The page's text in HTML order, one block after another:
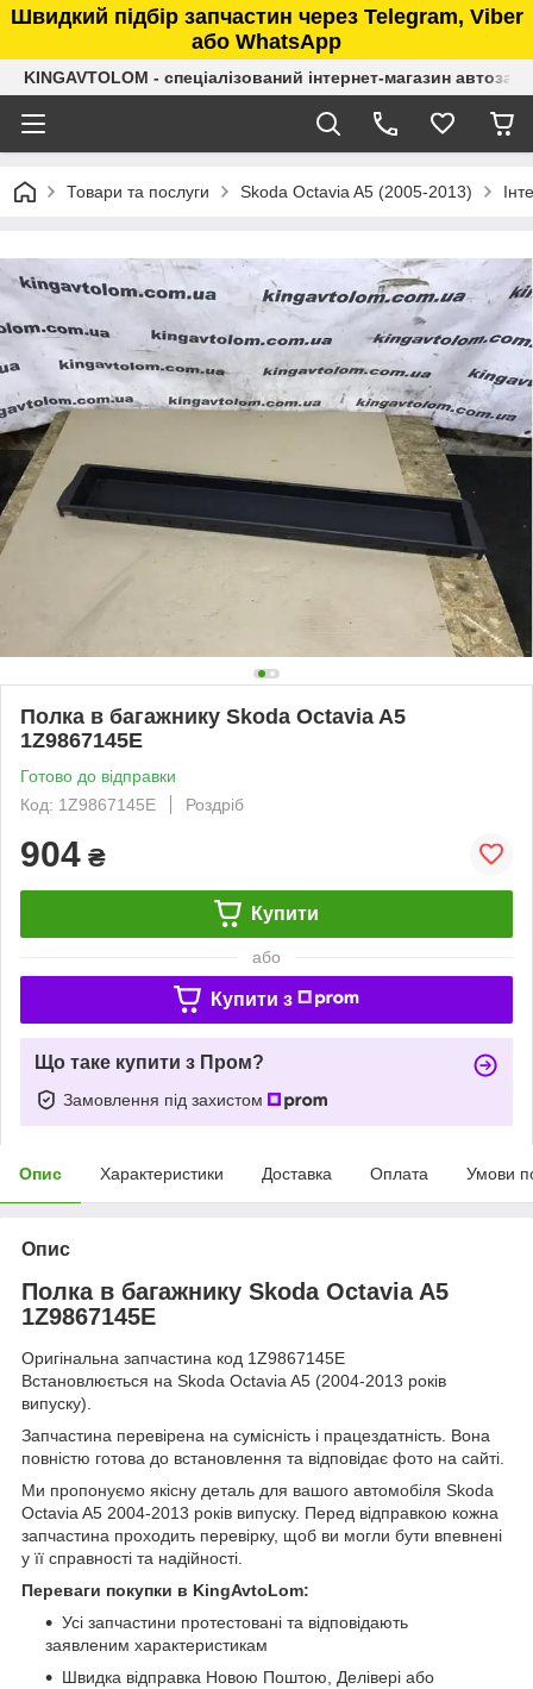
Швидкий підбір запчастин через Telegram, Viber
або WhatsApp
KINGAVTOLOM - спеціалізований інтернет-магазин
Товари та послуги Skoda Octavia A5 (2005-2013)
Полка в багажнику Skoda Octavia A5
1Z9867145E
Готово до відправки
Код: 1Z9867145E
Роздріб
904 ₴
Купити
або
Купити з
Що таке купити з Пром?
Замовлення під захистом
Опис Характеристики Доставка Оплата Умови
Опис
Полка в багажнику Skoda Octavia A5
1Z9867145E
Оригінальна запчастина код 1Z9867145E
Встановлюється на Skoda Octavia A5 (2004-2013 років
випуску).
Запчастина перевірена на сумісність і працездатність. Вона
повністю готова до встановлення та відповідає фото на сайті.
Ми пропонуємо якісну деталь для вашого автомобіля Skoda
Octavia A5 2004-2013 років випуску. Перед відправкою кожна
запчастина проходить перевірку, щоб ви могли бути впевнені
у її справності та надійності.
Переваги покупки в KingAvtoLom:
Усі запчастини протестовані та відповідають
заявленим характеристикам
Швидка відправка Новою Поштою, Делівері або